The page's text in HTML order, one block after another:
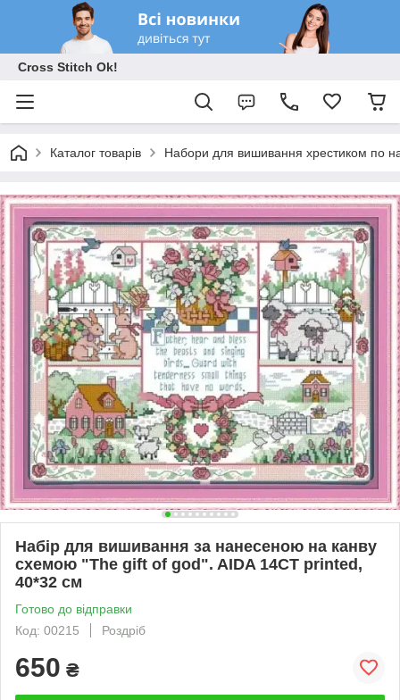
Cross Stitch Ok!
Каталог товарів Набори для вишивання хрестиком по
Набір для вишивання за нанесеною на канву
схемою "The gift of god". AIDA 14CT printed,
40*32 см
Готово до відправки
Код: 00215
Роздріб
650 ₴